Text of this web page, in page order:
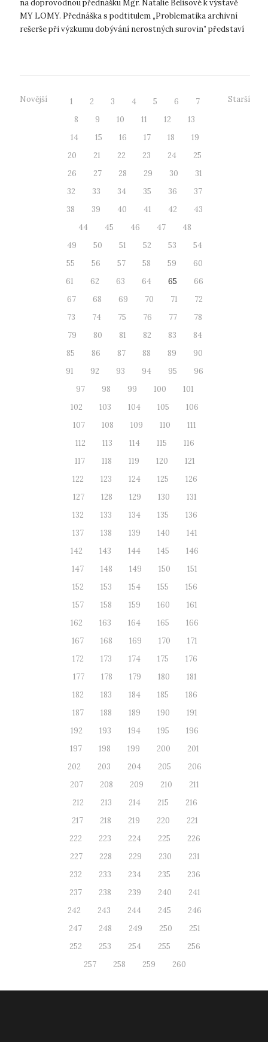
na doprovodnou přednášku Mgr. Natalie Belisové k výstavě
MY LOMY. Přednáška s podtitulem „Problematika archivní
rešerše při výzkumu dobývání nerostných surovin” představí
Novější 1 2 3 4 5 6
7
8
9 10 11 12
13
14
15 16 17 18
19
20
21 22 23 24
25
26
27 28 29 30
31
32
33 34 35 36
37
38
39 40 41 42
43
44
45 46 47
48
49
50 51 52 53
54
55
56 57 58 59
60
61
62 63 64 65
66
67
68 69 70 71
72
73
74 75 76 77
78
79
80 81 82 83
84
85
86 87 88 89
90
91
92 93 94 95
96
97
98 99 100
101
102
103 104 105
106
107
108 109 110
111
112
113 114 115
116
117
118 119 120
121
122
123 124 125
126
127
128 129 130
131
132
133 134 135
136
137
138 139 140
141
142
143 144 145
146
147
148 149 150
151
152
153 154 155
156
157
158 159 160
161
162
163 164 165
166
167
168 169 170
171
172
173 174 175
176
177
178 179 180
181
182
183 184 185
186
187
188 189 190
191
192
193 194 195
196
197
198 199 200
201
202
203 204 205
206
207
208 209 210
211
212
213 214 215
216
217
218 219 220
221
222
223 224 225
226
227
228 229 230
231
232
233 234 235
236
237
238 239 240
241
242
243 244 245
246
247
248 249 250
251
252
253 254 255
256
257
258 259 260
Starší